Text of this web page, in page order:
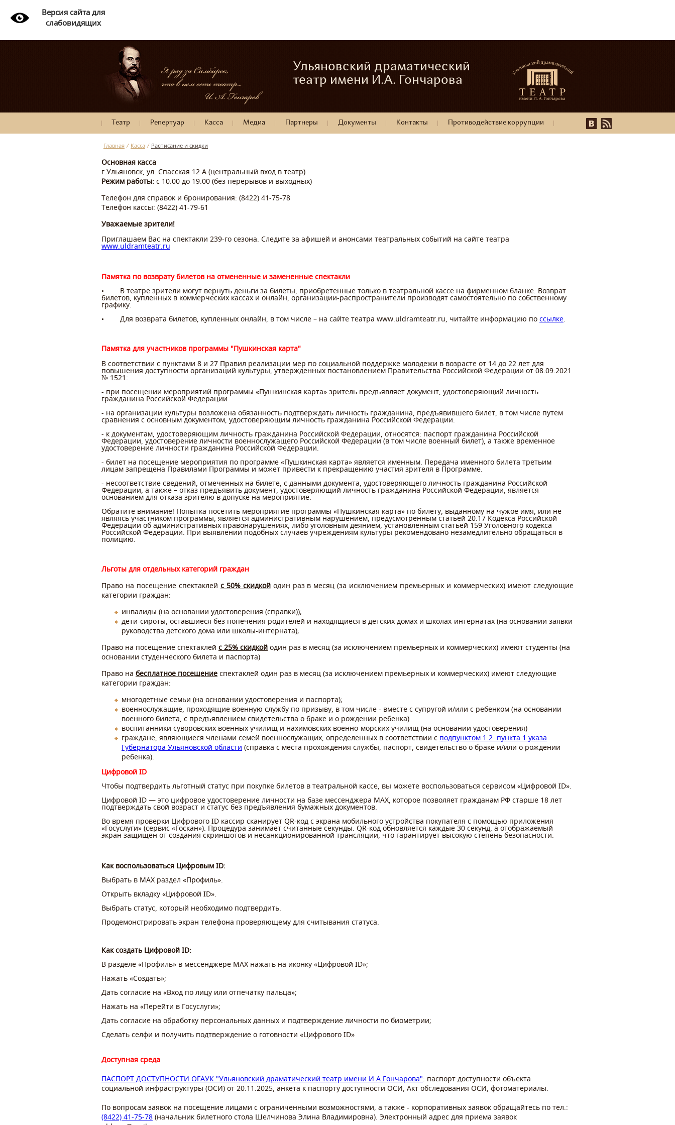
Версия сайта для
слабовидящих
Ульяновский драматический
театр имени И.А. Гончарова
Театр Репертуар Касса Медиа Партнеры Документы Контакты Противодействие коррупции
Главная / Касса / Расписание и скидки
Основная касса
г.Ульяновск, ул. Спасская 12 А (центральный вход в театр)
Режим работы: с 10.00 до 19.00 (без перерывов и выходных)
Телефон для справок и бронирования: (8422) 41-75-78
Телефон кассы: (8422) 41-79-61
Уважаемые зрители!
Приглашаем Вас на спектакли 239-го сезона. Следите за афишей и анонсами театральных событий на сайте театра
www.uldramteatr.ru
Памятка по возврату билетов на отмененные и замененные спектакли
• В театре зрители могут вернуть деньги за билеты, приобретенные только в театральной кассе на фирменном бланке. Возврат
билетов, купленных в коммерческих кассах и онлайн, организации-распространители производят самостоятельно по собственному
графику.
• Для возврата билетов, купленных онлайн, в том числе – на сайте театра www.uldramteatr.ru, читайте информацию по ссылке.
Памятка для участников программы "Пушкинская карта"
В соответствии с пунктами 8 и 27 Правил реализации мер по социальной поддержке молодежи в возрасте от 14 до 22 лет для
повышения доступности организаций культуры, утвержденных постановлением Правительства Российской Федерации от 08.09.2021
№ 1521:
- при посещении мероприятий программы «Пушкинская карта» зритель предъявляет документ, удостоверяющий личность
гражданина Российской Федерации
- на организации культуры возложена обязанность подтверждать личность гражданина, предъявившего билет, в том числе путем
сравнения с основным документом, удостоверяющим личность гражданина Российской Федерации.
- к документам, удостоверяющим личность гражданина Российской Федерации, относятся: паспорт гражданина Российской
Федерации, удостоверение личности военнослужащего Российской Федерации (в том числе военный билет), а также временное
удостоверение личности гражданина Российской Федерации.
- билет на посещение мероприятия по программе «Пушкинская карта» является именным. Передача именного билета третьим
лицам запрещена Правилами Программы и может привести к прекращению участия зрителя в Программе.
- несоответствие сведений, отмеченных на билете, с данными документа, удостоверяющего личность гражданина Российской
Федерации, а также – отказ предъявить документ, удостоверяющий личность гражданина Российской Федерации, является
основанием для отказа зрителю в допуске на мероприятие.
Обратите внимание! Попытка посетить мероприятие программы «Пушкинская карта» по билету, выданному на чужое имя, или не
являясь участником программы, является административным нарушением, предусмотренным статьей 20.17 Кодекса Российской
Федерации об административных правонарушениях, либо уголовным деянием, установленным статьей 159 Уголовного кодекса
Российской Федерации. При выявлении подобных случаев учреждениям культуры рекомендовано незамедлительно обращаться в
полицию.
Льготы для отдельных категорий граждан
Право на посещение спектаклей с 50% скидкойодин раз в месяц (за исключением премьерных и коммерческих) имеют следующие
категории граждан:
инвалиды (на основании удостоверения (справки));
дети-сироты, оставшиеся без попечения родителей и находящиеся в детских домах и школах-интернатах (на основании заявки
руководства детского дома или школы-интерната);
Право на посещение спектаклей с 25% скидкой один раз в месяц (за исключением премьерных и коммерческих) имеют студенты (на
основании студенческого билета и паспорта)
Право на бесплатное посещение спектаклей один раз в месяц (за исключением премьерных и коммерческих) имеют следующие
категории граждан:
многодетные семьи (на основании удостоверения и паспорта);
военнослужащие, проходящие военную службу по призыву, в том числе - вместе с супругой и/или с ребенком (на основании
военного билета, с предъявлением свидетельства о браке и о рождении ребенка)
воспитанники суворовских военных училищ и нахимовских военно-морских училищ (на основании удостоверения)
граждане, являющиеся членами семей военнослужащих, определенных в соответствии с подпунктом 1.2. пункта 1 указа
Губернатора Ульяновской области (справка с места прохождения службы, паспорт, свидетельство о браке и/или о рождении
ребенка).
Цифровой ID
Чтобы подтвердить льготный статус при покупке билетов в театральной кассе, вы можете воспользоваться сервисом «Цифровой ID».
Цифровой ID — это цифровое удостоверение личности на базе мессенджера MAX, которое позволяет гражданам РФ старше 18 лет
подтверждать свой возраст и статус без предъявления бумажных документов.
Во время проверки Цифрового ID кассир сканирует QR-код с экрана мобильного устройства покупателя с помощью приложения
«Госуслуги» (сервис «Госкан»). Процедура занимает считанные секунды. QR-код обновляется каждые 30 секунд, а отображаемый
экран защищен от создания скриншотов и несанкционированной трансляции, что гарантирует высокую степень безопасности.
Как воспользоваться Цифровым ID:
⁠Выбрать в MAX раздел «Профиль».
⁠Открыть вкладку «Цифровой ID».
⁠Выбрать статус, который необходимо подтвердить.
Продемонстрировать экран телефона проверяющему для считывания статуса.
Как создать Цифровой ID:
В разделе «Профиль» в мессенджере MAX нажать на иконку «Цифровой ID»;
Нажать «Создать»;
Дать согласие на «Вход по лицу или отпечатку пальца»;
Нажать на «Перейти в Госуслуги»;
Дать согласие на обработку персональных данных и подтверждение личности по биометрии;
Сделать селфи и получить подтверждение о готовности «Цифрового ID»
Доступная среда
ПАСПОРТ ДОСТУПНОСТИ ОГАУК "Ульяновский драматический театр имени И.А.Гончарова": паспорт доступности объекта
социальной инфраструктуры (ОСИ) от 20.11.2025, анкета к паспорту доступности ОСИ, Акт обследования ОСИ, фотоматериалы.
По вопросам заявок на посещение лицами с ограниченными возможностями, а также - корпоративных заявок обращайтесь по тел.:
(8422) 41-75-78 (начальник билетного стола Шелчинова Элина Владимировна). Электронный адрес для приема заявок